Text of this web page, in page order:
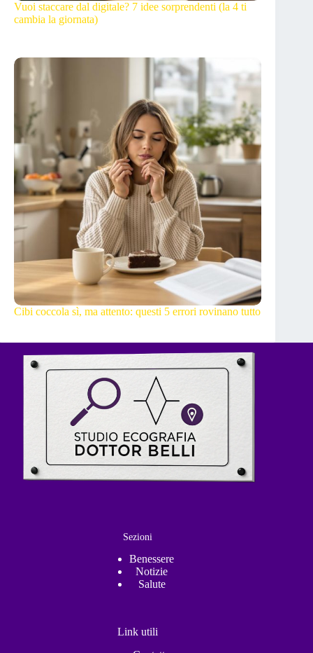
Vuoi staccare dal digitale? 7 idee sorprendenti (la 4 ti
cambia la giornata)
Cibi coccola sì, ma attento: questi 5 errori rovinano tutto
Sezioni
Benessere
Notizie
Salute
Link utili